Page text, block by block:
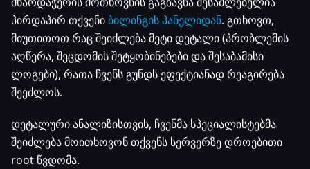
პირდაპირ თქვენიბილინგის პანელიდან. გთხოვთ,
მიუთითოთ რაც შეიძლება მეტი დეტალი (პრობლემის
აღწერა, შეცდომის შეტყობინებები და შესაბამისი
ლოგები), რათა ჩვენს გუნდს ეფექტიანად რეაგირება
შეეძლოს.
დეტალური ანალიზისთვის, ჩვენმა სპეციალისტებმა
შეიძლება მოითხოვონ თქვენს სერვერზე დროებითი
root წვდომა.